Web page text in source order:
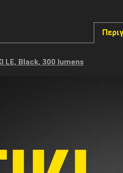
LE, Black, 300 lumens